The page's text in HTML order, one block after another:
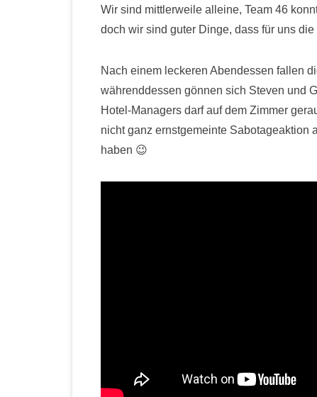
Wir sind mittlerweile alleine, Team 46
doch wir sind guter Dinge, dass für uns
Nach einem leckeren Abendessen fallen
währenddessen gönnen sich Steven und
Hotel-Managers darf auf dem Zimmer
nicht ganz ernstgemeinte Sabotageaktion
haben 😉